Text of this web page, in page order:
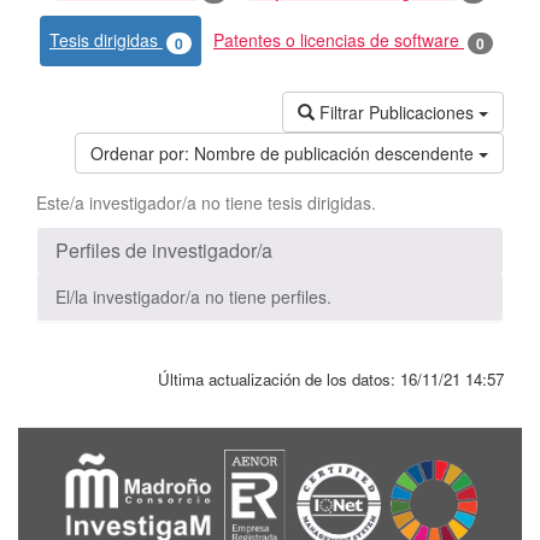
Tesis dirigidas 0 Patentes o licencias de software 0
Filtrar Publicaciones
Ordenar por: Nombre de publicación descendente
Este/a investigador/a no tiene tesis dirigidas.
Perfiles de investigador/a
El/la investigador/a no tiene perfiles.
Última actualización de los datos: 16/11/21 14:57